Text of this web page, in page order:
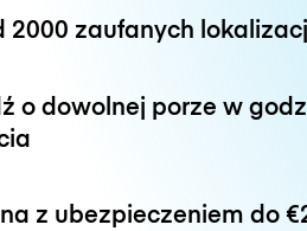
2000 zaufanych
o dowolnej porze w
z ubezpieczeniem do